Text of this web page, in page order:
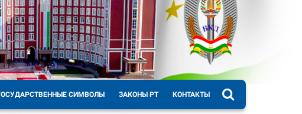
СИМВОЛЫ ЗАКОНЫ РТ КОНТАКТЫ